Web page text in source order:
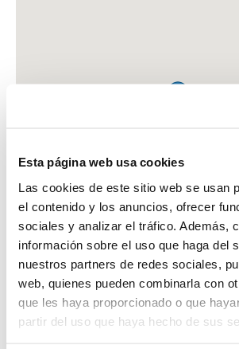
Esta página web usa cookies
Las cookies de este sitio web se usan
el contenido y los anuncios, ofrecer
sociales y analizar el tráfico. Además,
información sobre el uso que haga del
nuestros partners de redes sociales,
web, quienes pueden combinarla con
que les haya proporcionado o que
partir del uso que haya hecho de sus
FARMACIA CORDOBA CORRAL,
AV. DE AMERICA, 6